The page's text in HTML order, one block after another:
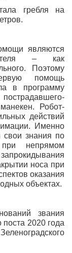
гребля на
являются
– как
Поэтому
помощь
в программу
Робот-
действий
Именно
свои знания по
непрямом
носа при
оказания
объектах.
звания
поста 2020 года